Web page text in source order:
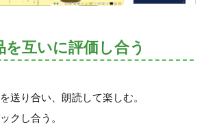
を互いに評価し合う
送り合い、朗読して楽しむ。
クし合う。